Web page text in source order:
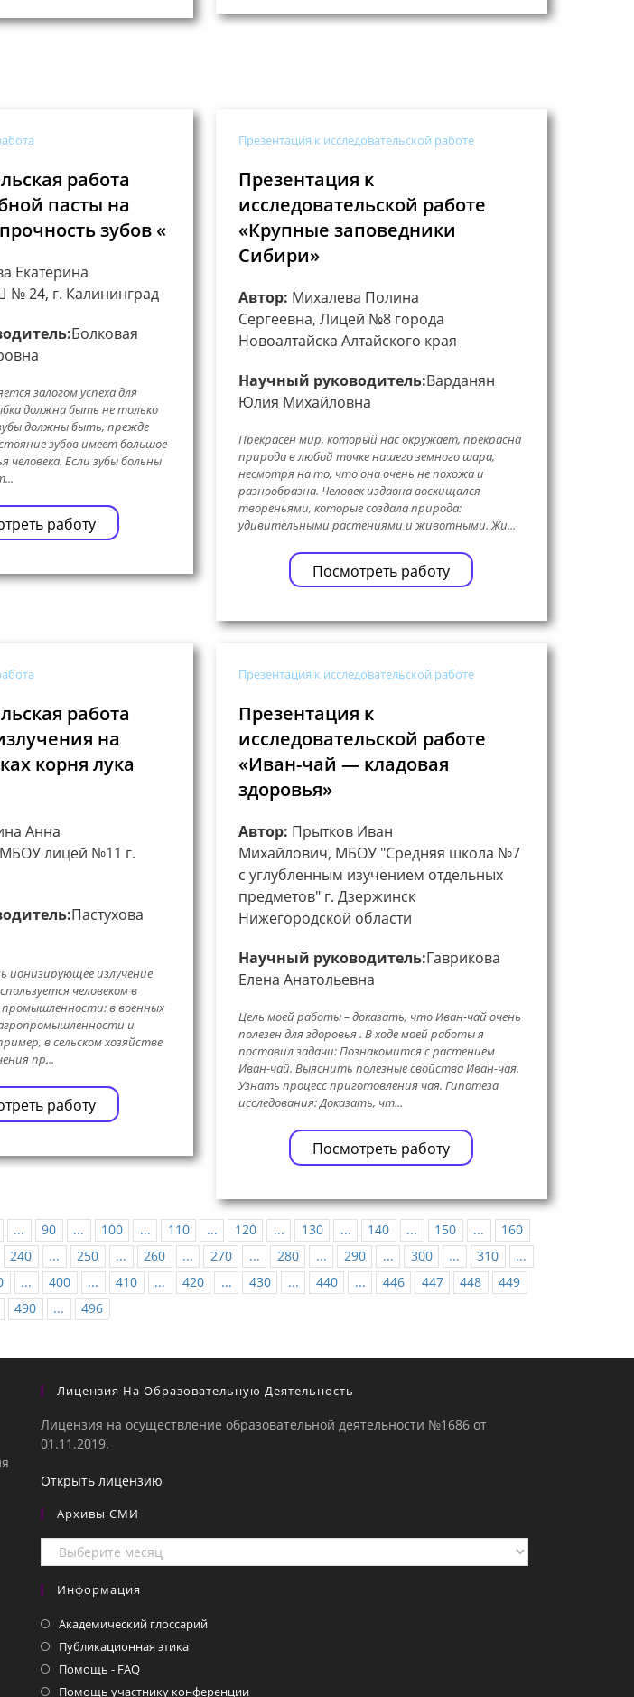
работа
пасты на
зубов «
Екатерина
№ 24, г. Калининград
Болковая
залогом успеха для
должна быть не только
должны быть, прежде
зубов имеет большое
человека. Если зубы больны
работу
Презентация к исследовательской работе
Презентация к
исследовательской работе
«Крупные заповедники
Сибири»
Автор: Михалева Полина
Сергеевна, Лицей №8 города
Новоалтайска Алтайского края
Научный руководитель:Варданян
Юлия Михайловна
Прекрасен мир, который нас окружает, прекрасна
природа в любой точке нашего земного шара,
несмотря на то, что она очень не похожа и
разнообразна. Человек издавна восхищался
твореньями, которые создала природа:
удивительными растениями и животными. Жи...
Посмотреть работу
работа
на
корня лука
Анна
лицей №11 г.
Пастухова
ионизирующее излучение
человеком в
промышленности: в военных
и
в сельском хозяйстве
пр...
работу
Презентация к исследовательской работе
Презентация к
исследовательской работе
«Иван-чай — кладовая
здоровья»
Автор: Прытков Иван
Михайлович, МБОУ "Средняя школа №7
с углубленным изучением отдельных
предметов" г. Дзержинск
Нижегородской области
Научный руководитель:Гаврикова
Елена Анатольевна
Цель моей работы – доказать, что Иван-чай очень
полезен для здоровья . В ходе моей работы я
поставил задачи: Познакомится с растением
Иван-чай. Выяснить полезные свойства Иван-чая.
Узнать процесс приготовления чая. Гипотеза
исследования: Доказать, чт...
Посмотреть работу
... 90 ... 100 ... 110 ... 120 ... 130 ... 140 ... 150 ...
160
240 ... 250 ... 260 ... 270 ... 280 ... 290 ... 300 ... 310
...
... 400 ... 410 ... 420 ... 430 ... 440 ... 446 447 448
449
490 ... 496
Лицензия На Образовательную Деятельность
Лицензия на осуществление образовательной деятельности №1686 от
01.11.2019.
Открыть лицензию
Архивы СМИ
Архивы
СМИ
Информация
Академический глоссарий
Публикационная этика
Помощь - FAQ
Помощь участнику конференции